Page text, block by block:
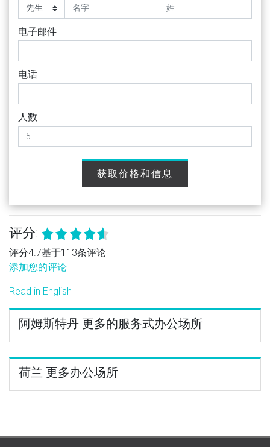
电子邮件
电话
人数
获取价格和信息
评分:
评分4.7基于113条评论
添加您的评论
Read in English
阿姆斯特丹 更多的服务式办公场所
荷兰 更多办公场所